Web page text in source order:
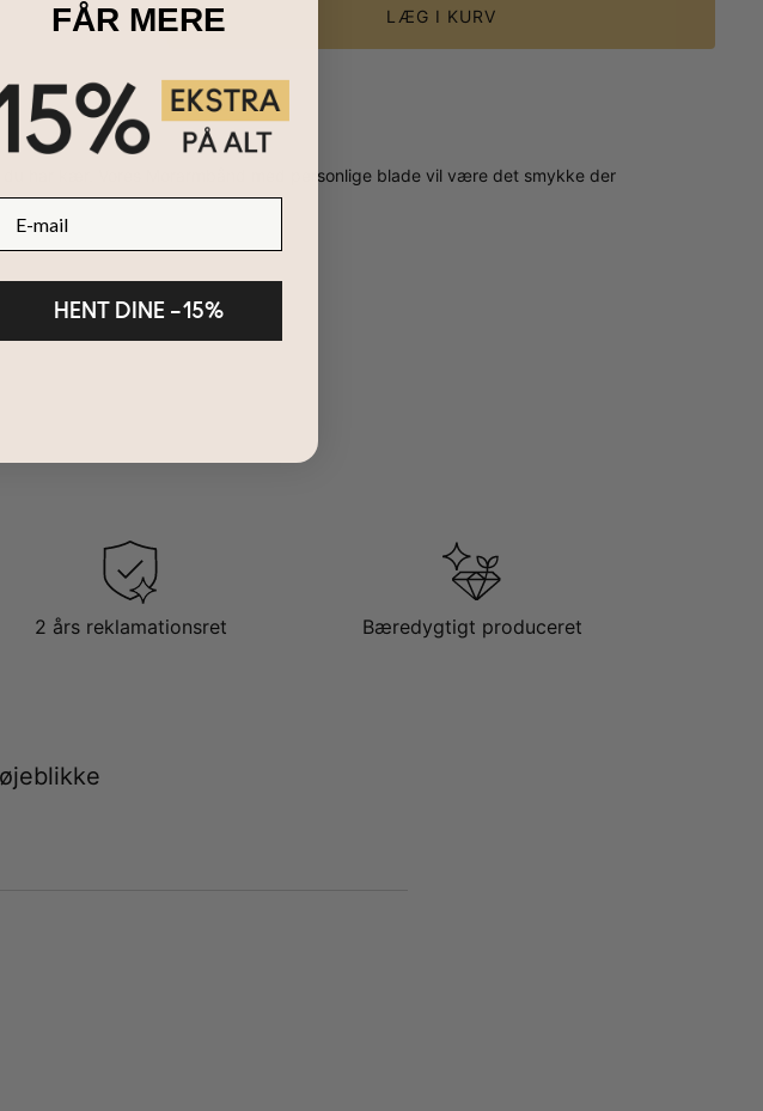
LÆG I KURV
har kær. Vores Morarmbånd med personlige blade vil være det smykke der
2 års reklamationsret Bæredygtigt produceret
FÅR MERE
HENT DINE –15%